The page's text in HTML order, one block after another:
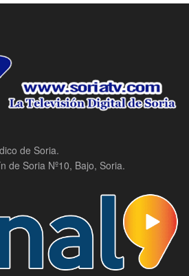
de Soria.
de Soria Nº10, Bajo, Soria.